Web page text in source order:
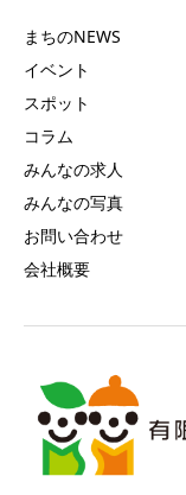
まちのNEWS
イベント
スポット
コラム
みんなの求人
みんなの写真
お問い合わせ
会社概要